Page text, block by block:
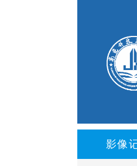
影像